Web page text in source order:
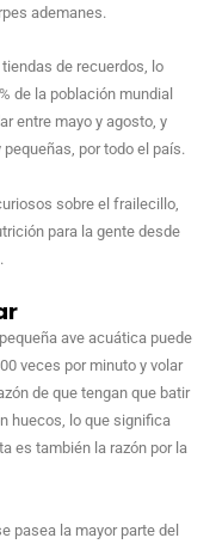
ademanes.
de recuerdos, lo
de la población mundial
entre mayo y agosto, y
por todo el país.
sobre el frailecillo,
para la gente desde
ave acuática puede
veces por minuto y volar
de que tengan que batir
huecos, lo que significa
es también la razón por la
pasea la mayor parte del